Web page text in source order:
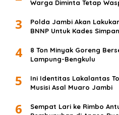
Warga Diminta Tetap
3
Polda Jambi Akan
BNNP Untuk Kades
4
8 Ton Minyak Goreng
Lampung-Bengkulu
5
Ini Identitas Lakalantas
Musisi Asal Muaro Jambi
6
Sempat Lari ke Rimbo